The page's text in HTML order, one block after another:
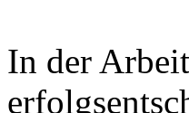
In der